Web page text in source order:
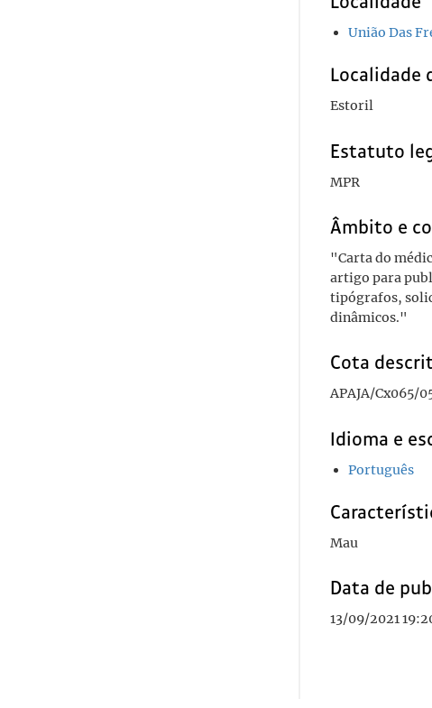
União Das
Localidade
Estoril
Estatuto
MPR
Âmbito e
"Carta do
artigo para
tipógrafos,
dinâmicos."
Cota
APAJA/Cx065/
Idioma e
Português
Mau
Data de
13/09/2021